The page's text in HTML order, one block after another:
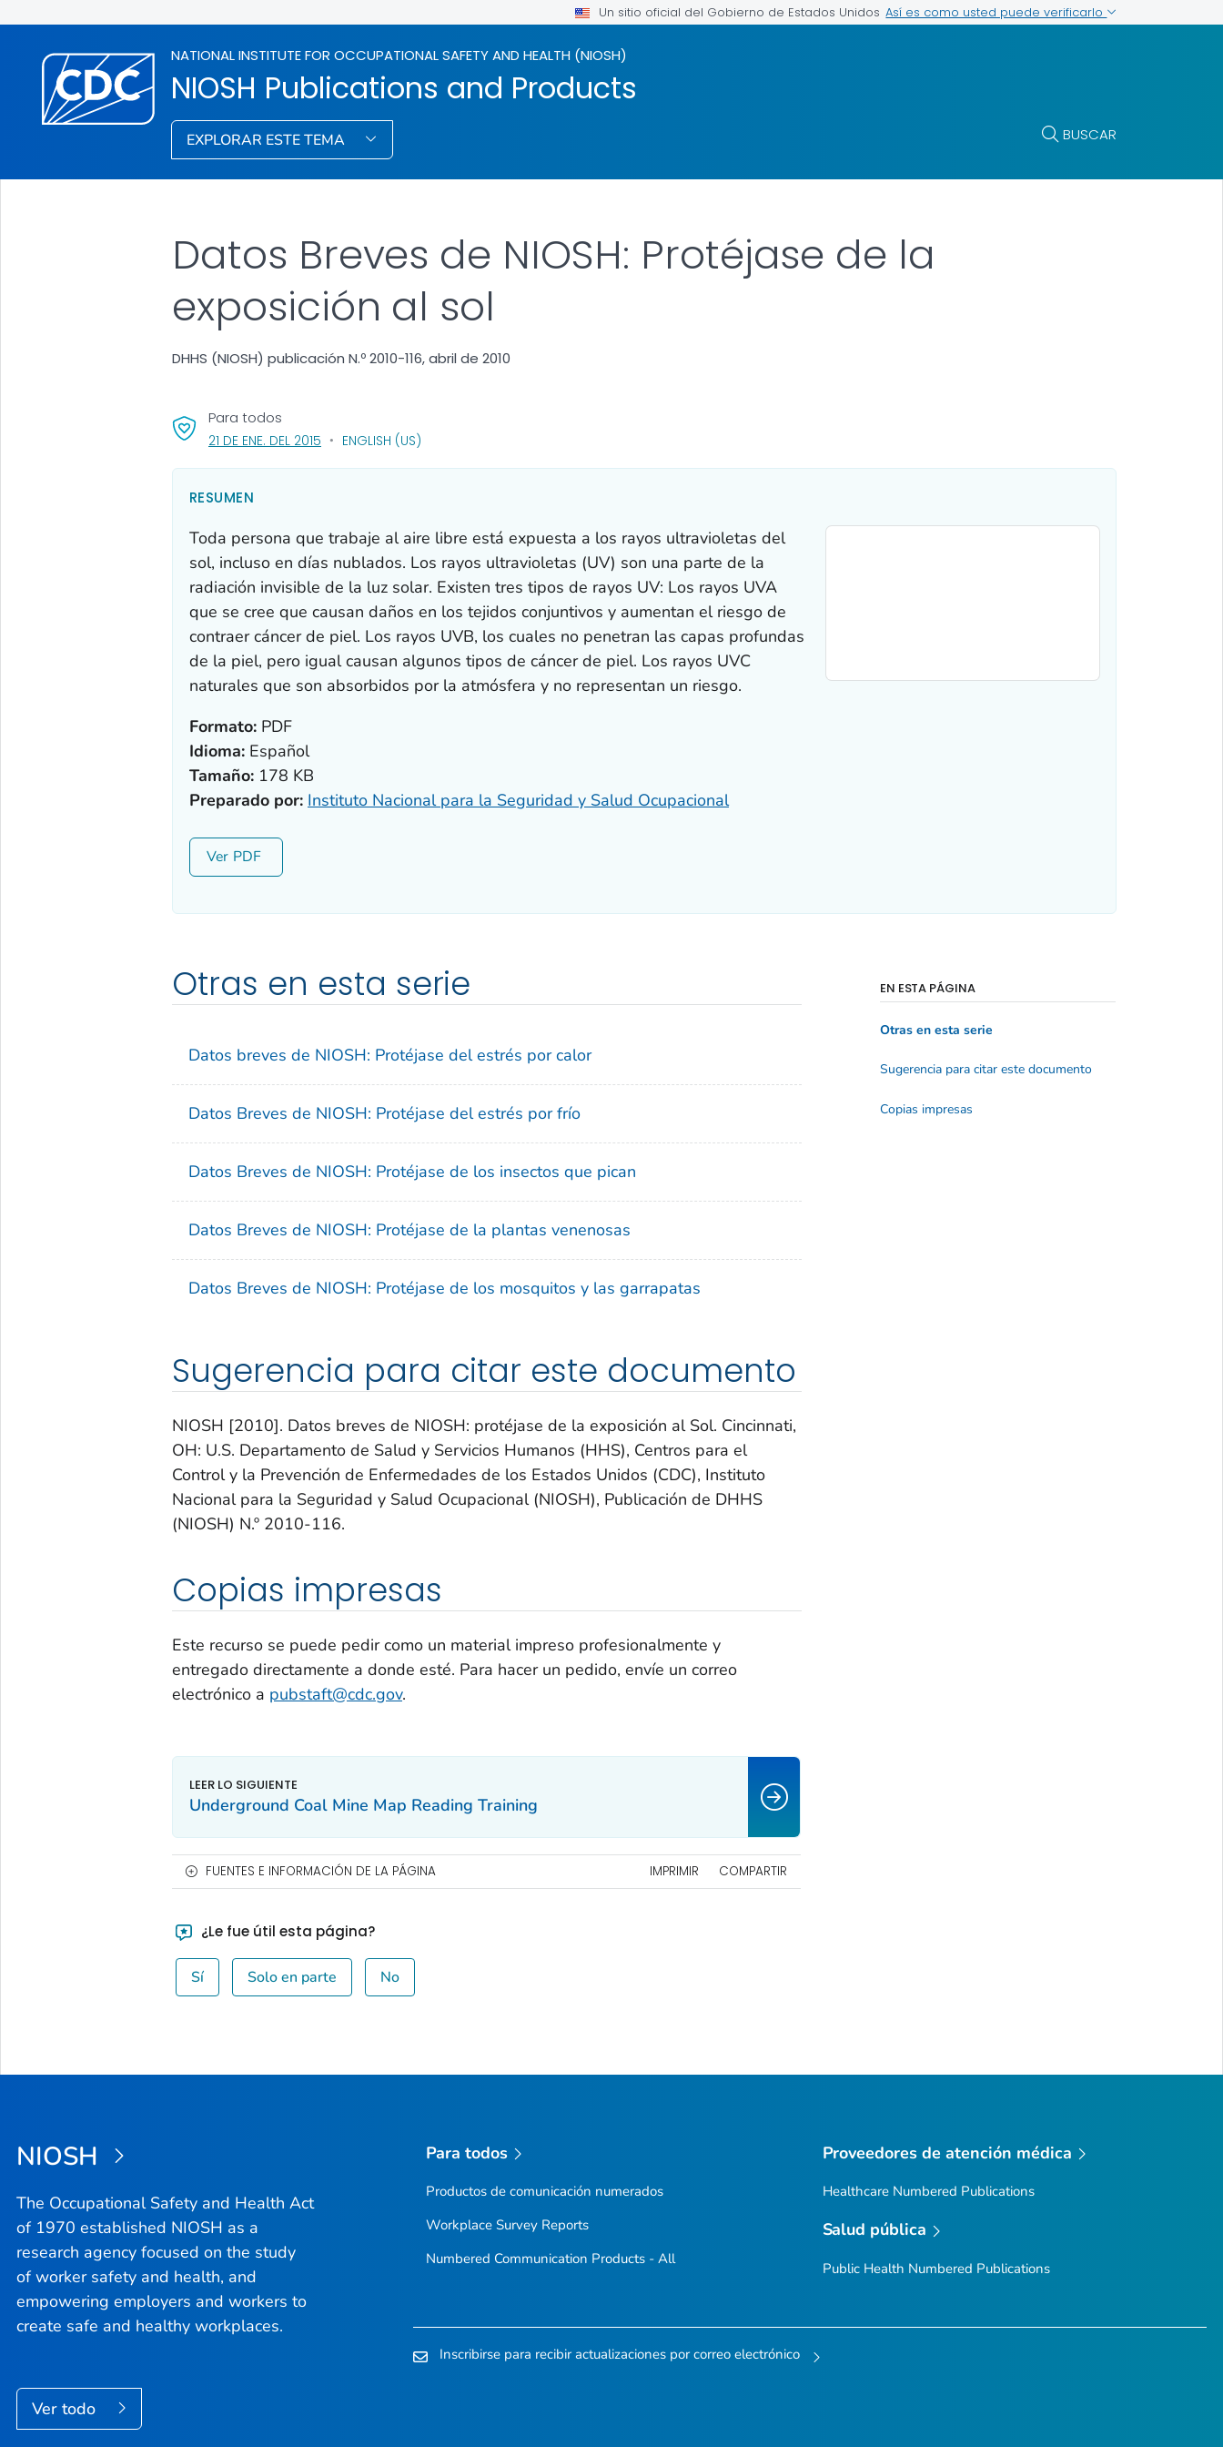
Un sitio oficial del Gobierno de Estados Unidos Así es como usted puede verificarlo
NATIONAL INSTITUTE FOR OCCUPATIONAL SAFETY AND HEALTH (NIOSH)
NIOSH Publications and Products
EXPLORAR ESTE TEMA BUSCAR
Datos Breves de NIOSH: Protéjase de la
exposición al sol
DHHS (NIOSH) publicación N.º 2010-116, abril de 2010
Para todos
21 DE ENE. DEL 2015, VISIT LINK FOR DETAILS.
ENGLISH (US)
RESUMEN
Toda persona que trabaje al aire libre está expuesta a los rayos ultravioletas del
sol, incluso en días nublados. Los rayos ultravioletas (UV) son una parte de la
radiación invisible de la luz solar. Existen tres tipos de rayos UV: Los rayos UVA
que se cree que causan daños en los tejidos conjuntivos y aumentan el riesgo de
contraer cáncer de piel. Los rayos UVB, los cuales no penetran las capas profundas
de la piel, pero igual causan algunos tipos de cáncer de piel. Los rayos UVC
naturales que son absorbidos por la atmósfera y no representan un riesgo.
Formato:PDF
Idioma:Español
Tamaño:178 KB
Preparado por: Instituto Nacional para la Seguridad y Salud Ocupacional
Ver
Otras en esta serie
Datos breves de NIOSH: Protéjase del estrés por calor
Datos Breves de NIOSH: Protéjase del estrés por frío
Datos Breves de NIOSH: Protéjase de los insectos que pican
Datos Breves de NIOSH: Protéjase de la plantas venenosas
Datos Breves de NIOSH: Protéjase de los mosquitos y las garrapatas
Sugerencia para citar este documento
NIOSH [2010]. Datos breves de NIOSH: protéjase de la exposición al Sol. Cincinnati,
OH: U.S. Departamento de Salud y Servicios Humanos (HHS), Centros para el
Control y la Prevención de Enfermedades de los Estados Unidos (CDC), Instituto
Nacional para la Seguridad y Salud Ocupacional (NIOSH), Publicación de DHHS
(NIOSH) N.º 2010-116.
Copias impresas
Este recurso se puede pedir como un material impreso profesionalmente y
entregado directamente a donde esté. Para hacer un pedido, envíe un correo
electrónico a pubstaft@cdc.gov.
EN ESTA PÁGINA
Otras en esta serie
Sugerencia para citar este documento
Copias impresas
Underground Coal Mine Map Reading Training
FUENTES E INFORMACIÓN DE LA PÁGINA IMPRIMIR COMPARTIR
¿Le fue útil esta página?
Sí Solo en parte No
NIOSH
The Occupational Safety and Health Act
of 1970 established NIOSH as a
research agency focused on the study
of worker safety and health, and
empowering employers and workers to
create safe and healthy workplaces.
Ver todo
Para todos
Productos de comunicación numerados
Workplace Survey Reports
Numbered Communication Products - All
Proveedores de atención médica
Healthcare Numbered Publications
Salud pública
Public Health Numbered Publications
Inscribirse para recibir actualizaciones por correo electrónico